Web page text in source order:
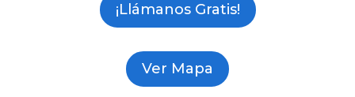
¡Llámanos Gratis!
Ver Mapa